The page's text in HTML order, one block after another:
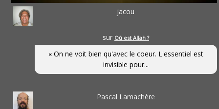
jacou
sur Où est Allah ?
« On ne voit bien qu'avec le coeur. L'essentiel est
invisible pour...
Pascal Lamachère